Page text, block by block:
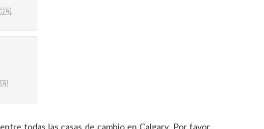
🇨🇦
todas las casas de cambio en Calgary. Por favor,